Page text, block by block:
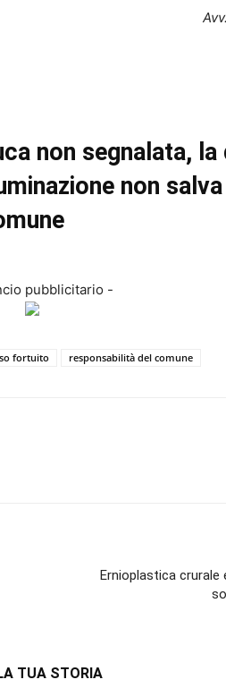
non segnalata,
non salva
pubblicitario -
fortuito responsabilità del comune
Ernioplastica crurale
TUA STORIA